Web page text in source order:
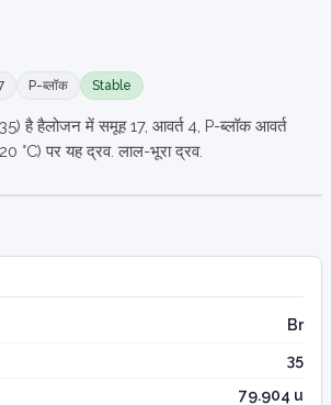
P-ब्लॉक Stable
35) है हैलोजन में समूह 17, आवर्त 4, P-ब्लॉक आवर्त
°C) पर यह द्रव. लाल-भूरा द्रव.
Br
35
79.904 u